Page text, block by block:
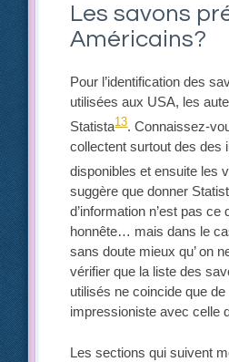
Les savons
Américains?
Pour l’identification des
utilisées aux USA, les
Statista13. Connaissez-
collectent surtout des des
disponibles et ensuite les
suggère que donner
d’information n’est pas ce
honnête… mais dans le
sans doute mieux qu’ on
vérifier que la liste des
utilisés ne coincide que
impressioniste avec celle
Les sections qui suivent